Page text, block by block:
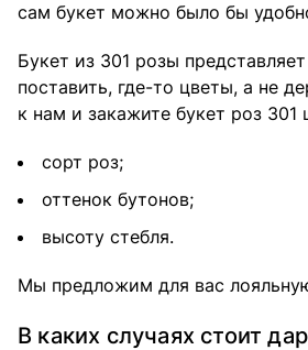
сам букет можно было бы
Букет из 301 розы
поставить, где-то цветы, а не
к нам и закажите букет роз 301
сорт роз;
оттенок бутонов;
высоту стебля.
Мы предложим для вас
В каких случаях стоит